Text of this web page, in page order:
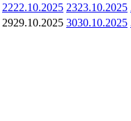
2222.10.2025 2323.10.2025
2929.10.2025 3030.10.2025